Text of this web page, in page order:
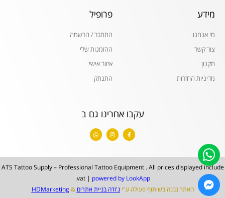
מידע
מי אנחנו
צור קשר
תקנון
מדיניות החזרות
פרופיל
התחבר / הרשמה
ההזמנות שלי
איזור אישי
התנתק
עקבו אחרינו גם ב
F
a
c
o
o
k
f
I
n
s
g
r
a
m
W
h
a
a
p
p
ATS Tattoo Supply – Professional Tattoo Equipment . All prices displayed include
vat | powered by LookApp.
האתר נבנה בשיתוף פעולה ע"י ג'ודה בניית אתרים &
HDMarketing